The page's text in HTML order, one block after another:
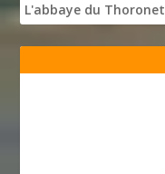
L'abbaye du Thoronet